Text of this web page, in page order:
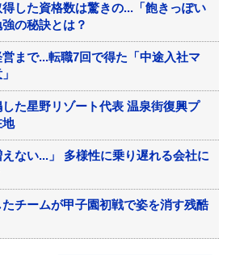
した資格数は驚きの...「飽きっぽい
の秘訣とは？
まで...転職7回で得た「中途入社マ
た星野リゾート代表 温泉街復興プ
地
えない...」 多様性に乗り遅れる会社に
チームが甲子園初戦で姿を消す残酷